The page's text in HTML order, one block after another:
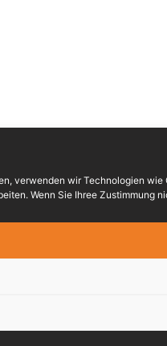
verwenden wir Technologien
Wenn Sie Ihree